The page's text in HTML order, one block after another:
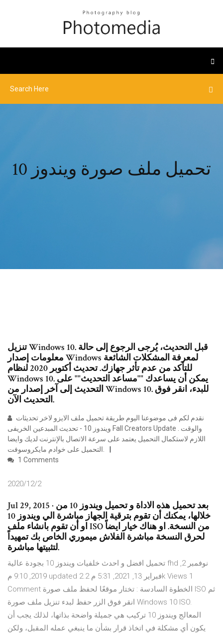
تحميل ملف صورة ويندوز 10
تنزيل Windows 10. قبل التحديث، يُرجى الرجوع إلى حالة
معلومات إصدار Windows لمعرفة المشكلات الشائعة
للتأكد من عدم تأثر جهازك. تحديث أكتوبر 2020 لنظام
Windows 10. يمكن أن يساعدك ""مساعد التحديث"" على
التحديث إلى آخر إصدار من Windows 10. للبدء، انقر فوق
التحديث الآن.
ويندوز 10 - تحديث المبدعين الخريفى Fall Creators Update . والوقت
اللازم لاستكمال التحميل يعتمد على سرعة الاتصال بالإنترنت لديك وايضا
التحميل على خوادم مايكروسوفت.
1 Comments
2020/12/2
Jul 29, 2015 · بعد تحميل هذه الاداة و تحميل ويندوز 10 من
خلالها، يمكنك أن تقوم بترقية الجهاز مباشرة الي ويندوز 10
او أن تقوم بانشاء ملف ISO من النسخة. او هناك خيار ايضاً
لحرق النسخة مباشرة الفلاش ميموري الخاص بك تمهيداً
لتثبيتها مباشرة.
تحميل افضل و احدث خلفيات ويندوز 10 بجودة عالية fhd نوفمبر 2,
2019, 9:10 م updated فبراير 13, 2021, 5:31 م 2.2k Views 1
Comment الخطوة السادسة : تختار موقعًا لحفظ ملف صورة ISO ثم
انقر فوق الزر حفظ لبدء تنزيل ملف صورة Windows 10 ISO.
المعالج ويندوز 10 تركيب هي جميلة واضحة بذاتها، لذلك يجب أن
يكون أي مشكلة في اتخاذ قرار بشأن ما ينبغي عمله المقبل، ولكن